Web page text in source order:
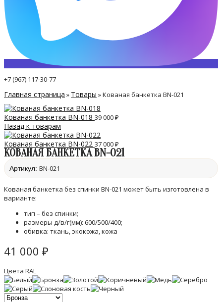
+7 (967) 117-30-77
Главная страница » Товары »Кованая банкетка BN-021
Кованая банкетка BN-018 39 000₽
Назад к товарам
Кованая банкетка BN-022 37 000₽
КОВАНАЯ БАНКЕТКА BN-021
Артикул: BN-021
Кованая банкетка без спинки BN-021 может быть изготовлена в
варианте:
тип – без спинки;
размеры д/в/г(мм): 600/500/400;
обивка: ткань, экокожа, кожа
41 000 ₽
Цвета RAL